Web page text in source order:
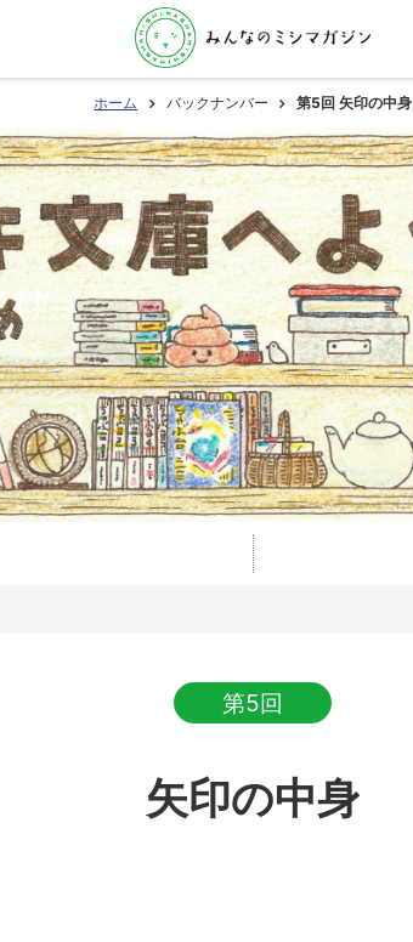
ホーム バックナンバー 第5回 矢印の中身
第5回
矢印の中身